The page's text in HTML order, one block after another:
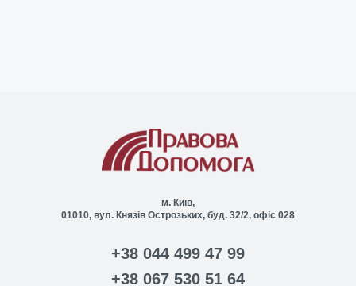
м. Київ,
01010, вул. Князів Острозьких, буд. 32/2, офіс 028
+38 044 499 47 99
+38 067 530 51 64